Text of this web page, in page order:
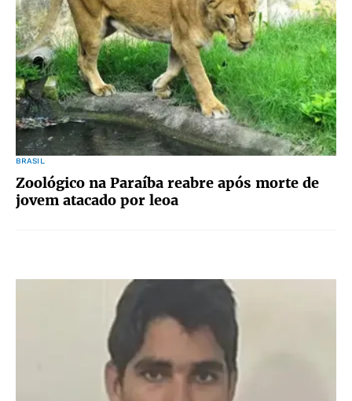
BRASIL
Zoológico na Paraíba reabre após morte de
jovem atacado por leoa